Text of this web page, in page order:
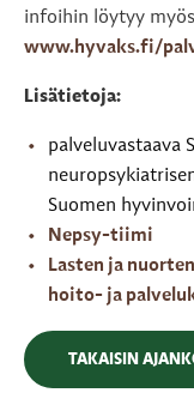
infoihin löytyy
www.hyvaks.fi/
Lisätietoja:
palveluvastaava
Suomen
Nepsy-tiimi
Lasten ja
hoito- ja
TAKAISIN